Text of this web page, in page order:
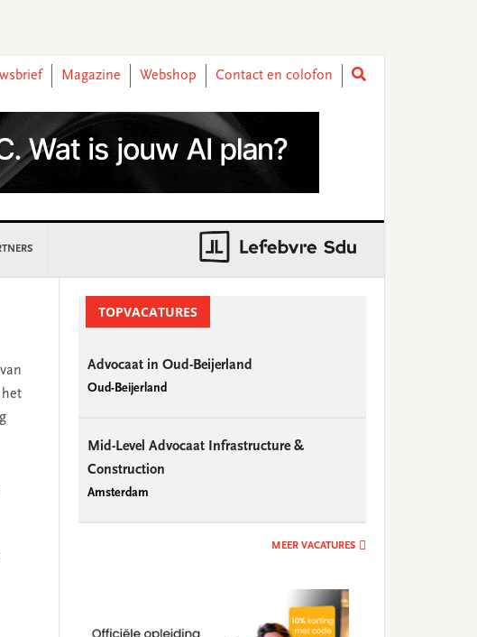
Magazine Webshop Contact en colofon
het
SidebarTOPVACATURES
Advocaat in Oud-Beijerland
Oud-Beijerland
Mid-Level Advocaat Infrastructure &
Construction
Amsterdam
MEER VACATURES